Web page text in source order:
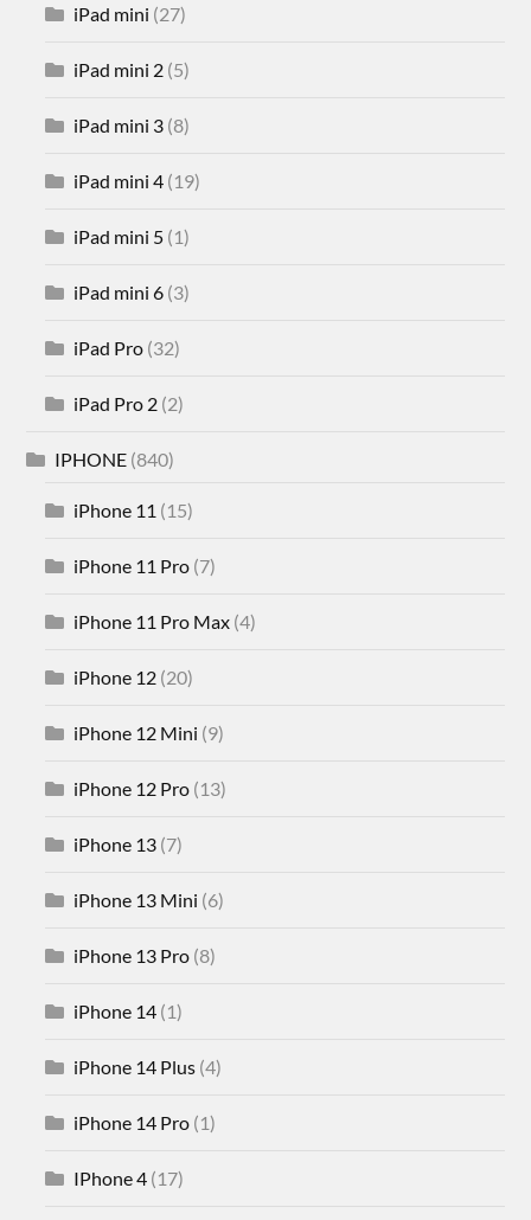
iPad mini (27)
iPad mini 2 (5)
iPad mini 3 (8)
iPad mini 4 (19)
iPad mini 5 (1)
iPad mini 6 (3)
iPad Pro (32)
iPad Pro 2 (2)
IPHONE (840)
iPhone 11 (15)
iPhone 11 Pro (7)
iPhone 11 Pro Max (4)
iPhone 12 (20)
iPhone 12 Mini (9)
iPhone 12 Pro (13)
iPhone 13 (7)
iPhone 13 Mini (6)
iPhone 13 Pro (8)
iPhone 14 (1)
iPhone 14 Plus (4)
iPhone 14 Pro (1)
IPhone 4 (17)